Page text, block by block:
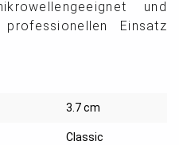
und
Einsatz
3.7 cm
Classic